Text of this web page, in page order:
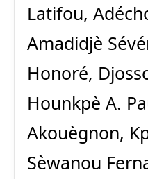
Latifou,
Amadidjè
Honoré,
Hounkpè A.
Akouègnon,
Sèwanou